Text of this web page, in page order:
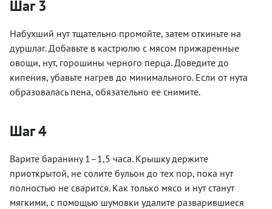
Шаг 3
Набухший нут тщательно промойте, затем откиньте на
дуршлаг. Добавьте в кастрюлю с мясом прижаренные
овощи, нут, горошины черного перца. Доведите до
кипения, убавьте нагрев до минимального. Если от нута
образовалась пена, обязательно ее снимите.
Шаг 4
Варите баранину 1–1,5 часа. Крышку держите
приоткрытой, не солите бульон до тех пор, пока нут
полностью не сварится. Как только мясо и нут станут
мягкими, с помощью шумовки удалите разварившиеся